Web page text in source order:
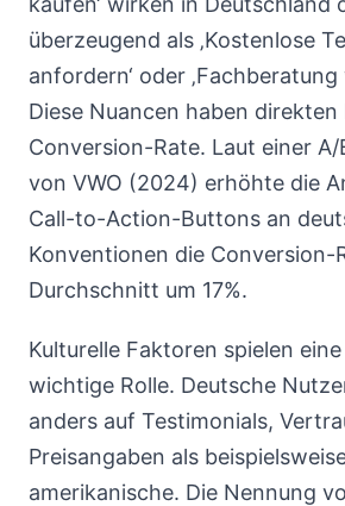
überzeugend als ‚Kostenlose
anfordern‘ oder ‚Fachberatung
Diese Nuancen haben direkten
Conversion-Rate. Laut einer
von VWO (2024) erhöhte die
Call-to-Action-Buttons an
Konventionen die Conversion-
Durchschnitt um 17%.
Kulturelle Faktoren spielen
wichtige Rolle. Deutsche
anders auf Testimonials,
Preisangaben als
amerikanische. Die Nennung